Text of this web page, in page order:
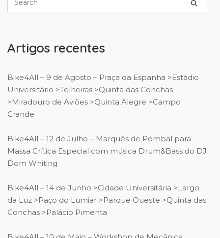
Artigos recentes
Bike4All – 9 de Agosto – Praça da Espanha >Estádio
Universitário >Telheiras >Quinta das Conchas
>Miradouro de Aviões >Quinta Alegre >Campo
Grande
Bike4All – 12 de Julho – Marquês de Pombal para
Massa Crítica Especial com música Drum&Bass do DJ
Dom Whiting
Bike4All – 14 de Junho >Cidade Universitária >Largo
da Luz >Paço do Lumiar >Parque Oueste >Quinta das
Conchas >Palácio Pimenta